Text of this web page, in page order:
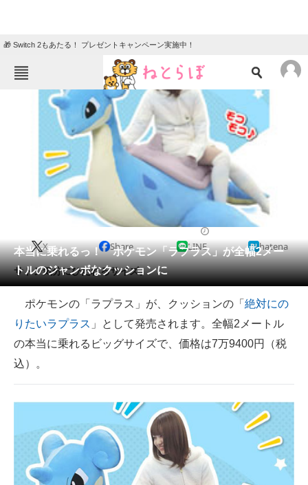
🎁 Switch 2もあたる！ プレゼントキャンペーン実施中！
ねとらぼメニュー
ニュース
地域
教育・育児
リサーチ
会員記事
メディア
注目記事を集めた総合ページ
ITの今と未来を見通す
スマホと通信の最新トレンド
好きが集まる 比べて選べる
ビジネスと働き方のヒント
本当に乗れるっ！ ポケモン「ラプラス」が全幅2メー
トルのジャンボなクッションに
X Share LINE hatena
サトシ気分にひたれるサイズ。
ポケモンの「ラプラス」が、クッションの「 絶対にの
りたいラプラス 」として発売されます。全幅2メートル
の本当に乗れるビッグサイズで、価格は7万9400円（税
込）。